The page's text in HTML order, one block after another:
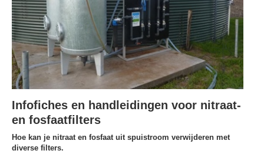
Infofiches en handleidingen voor nitraat-
en fosfaatfilters
Hoe kan je nitraat en fosfaat uit spuistroom verwijderen met
diverse filters.